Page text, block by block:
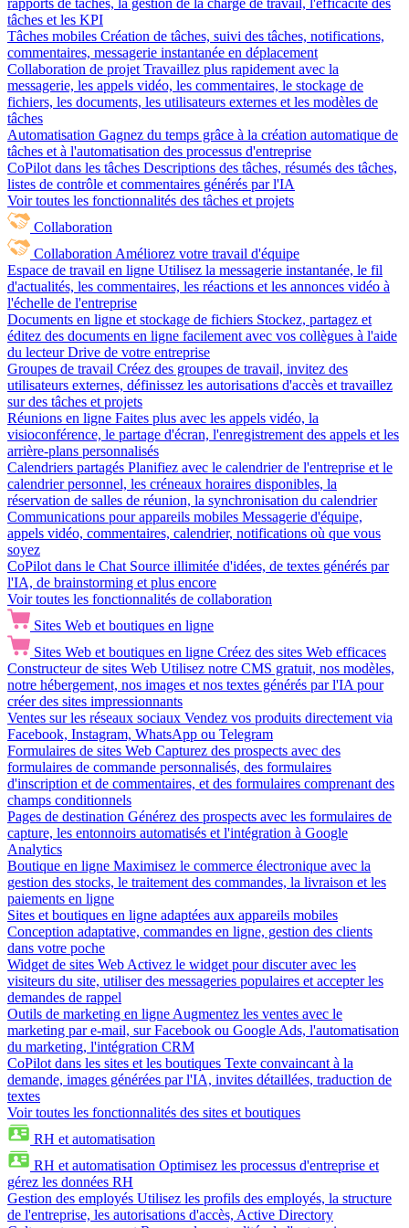
rapports de tâches, la gestion de la charge de travail, l'efficacité des
tâches et les KPI
Tâches mobiles Création de tâches, suivi des tâches, notifications,
commentaires, messagerie instantanée en déplacement
Collaboration de projet Travaillez plus rapidement avec la
messagerie, les appels vidéo, les commentaires, le stockage de
fichiers, les documents, les utilisateurs externes et les modèles de
tâches
Automatisation Gagnez du temps grâce à la création automatique de
tâches et à l'automatisation des processus d'entreprise
CoPilot dans les tâches Descriptions des tâches, résumés des tâches,
listes de contrôle et commentaires générés par l'IA
Voir toutes les fonctionnalités des tâches et projets
Collaboration
Collaboration Améliorez votre travail d'équipe
Espace de travail en ligne Utilisez la messagerie instantanée, le fil
d'actualités, les commentaires, les réactions et les annonces vidéo à
l'échelle de l'entreprise
Documents en ligne et stockage de fichiers Stockez, partagez et
éditez des documents en ligne facilement avec vos collègues à l'aide
du lecteur Drive de votre entreprise
Groupes de travail Créez des groupes de travail, invitez des
utilisateurs externes, définissez les autorisations d'accès et travaillez
sur des tâches et projets
Réunions en ligne Faites plus avec les appels vidéo, la
visioconférence, le partage d'écran, l'enregistrement des appels et les
arrière-plans personnalisés
Calendriers partagés Planifiez avec le calendrier de l'entreprise et le
calendrier personnel, les créneaux horaires disponibles, la
réservation de salles de réunion, la synchronisation du calendrier
Communications pour appareils mobiles Messagerie d'équipe,
appels vidéo, commentaires, calendrier, notifications où que vous
soyez
CoPilot dans le Chat Source illimitée d'idées, de textes générés par
l'IA, de brainstorming et plus encore
Voir toutes les fonctionnalités de collaboration
Sites Web et boutiques en ligne
Sites Web et boutiques en ligne Créez des sites Web efficaces
Constructeur de sites Web Utilisez notre CMS gratuit, nos modèles,
notre hébergement, nos images et nos textes générés par l'IA pour
créer des sites impressionnants
Ventes sur les réseaux sociaux Vendez vos produits directement via
Facebook, Instagram, WhatsApp ou Telegram
Formulaires de sites Web Capturez des prospects avec des
formulaires de commande personnalisés, des formulaires
d'inscription et de commentaires, et des formulaires comprenant des
champs conditionnels
Pages de destination Générez des prospects avec les formulaires de
capture, les entonnoirs automatisés et l'intégration à Google
Analytics
Boutique en ligne Maximisez le commerce électronique avec la
gestion des stocks, le traitement des commandes, la livraison et les
paiements en ligne
Sites et boutiques en ligne adaptées aux appareils mobiles
Conception adaptative, commandes en ligne, gestion des clients
dans votre poche
Widget de sites Web Activez le widget pour discuter avec les
visiteurs du site, utiliser des messageries populaires et accepter les
demandes de rappel
Outils de marketing en ligne Augmentez les ventes avec le
marketing par e-mail, sur Facebook ou Google Ads, l'automatisation
du marketing, l'intégration CRM
CoPilot dans les sites et les boutiques Texte convaincant à la
demande, images générées par l'IA, invites détaillées, traduction de
textes
Voir toutes les fonctionnalités des sites et boutiques
RH et automatisation
RH et automatisation Optimisez les processus d'entreprise et
gérez les données RH
Gestion des employés Utilisez les profils des employés, la structure
de l'entreprise, les autorisations d'accès, Active Directory